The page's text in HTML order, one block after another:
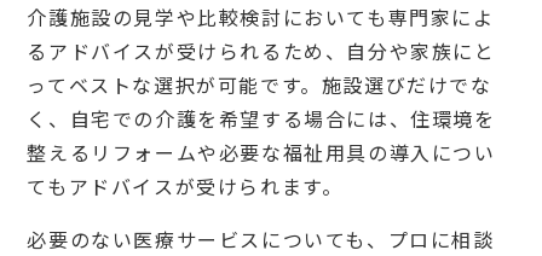
安心
を手
に入
れよ
う
介護施設の見学や比較検討においても専門家によ
るアドバイスが受けられるため、自分や家族にと
ってベストな選択が可能です。施設選びだけでな
く、自宅での介護を希望する場合には、住環境を
整えるリフォームや必要な福祉用具の導入につい
てもアドバイスが受けられます。
必要のない医療サービスについても、プロに相談